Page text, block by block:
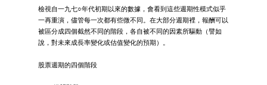
檢視自一九七○年代初期以來的數據，會看到這些週期性模式似乎
一再重演，儘管每一次都有些微不同。在大部分週期裡，報酬可以
被區分成四個截然不同的階段，各自被不同的因素所驅動（譬如
說，對未來成長率變化或估值變化的預期）。
股票週期的四個階段